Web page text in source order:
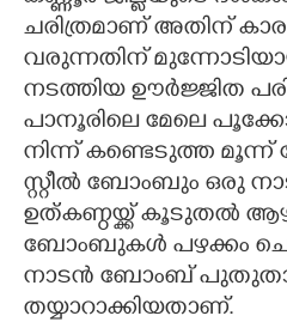
ZOOM
CONTACT US
ചരിത്രമാണ് അതിന്
വരുന്നതിന്
നടത്തിയ ഊർജ്ജിത
പാനൂരിലെ മേലെ
നിന്ന് കണ്ടെടുത്ത
സ്റ്റീൽ ബോംബും ഒരു
ഉത്കണ്ഠയ്ക്ക് കൂടുതൽ
ബോംബുകൾ പഴക്കം
നാടൻ ബോംബ്
തയ്യാറാക്കിയതാണ്.